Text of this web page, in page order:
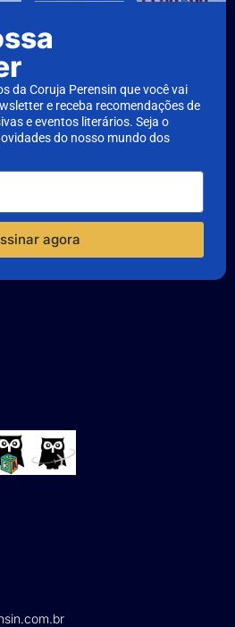
da Coruja Perensin que você vai
e receba recomendações de
e eventos literários. Seja o
do nosso mundo dos
agora